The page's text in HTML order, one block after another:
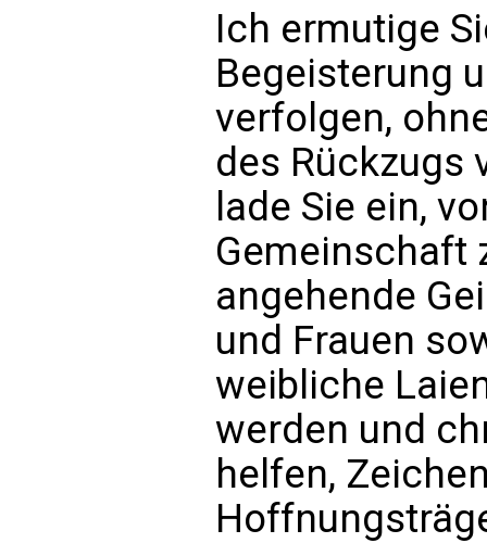
Ich ermutige
Begeisterung
verfolgen,
des Rückzugs
lade Sie ein,
Gemeinschaft
angehende
und Frauen
weibliche
werden und
helfen,